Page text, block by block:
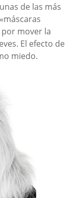
de las más
mover la
El efecto de
miedo.